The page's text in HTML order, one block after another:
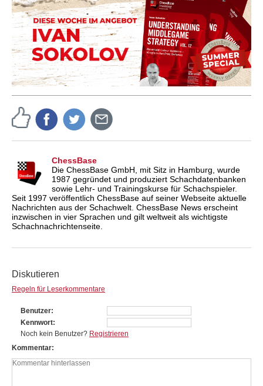
ChessBase
Die ChessBase GmbH, mit Sitz in Hamburg, wurde
1987 gegründet und produziert Schachdatenbanken
sowie Lehr- und Trainingskurse für Schachspieler.
Seit 1997 veröffentlich ChessBase auf seiner Webseite aktuelle
Nachrichten aus der Schachwelt. ChessBase News erscheint
inzwischen in vier Sprachen und gilt weltweit als wichtigste
Schachnachrichtenseite.
Diskutieren
Regeln für Leserkommentare
Benutzer
Kennwort
Noch kein Benutzer? Registrieren
Kommentar